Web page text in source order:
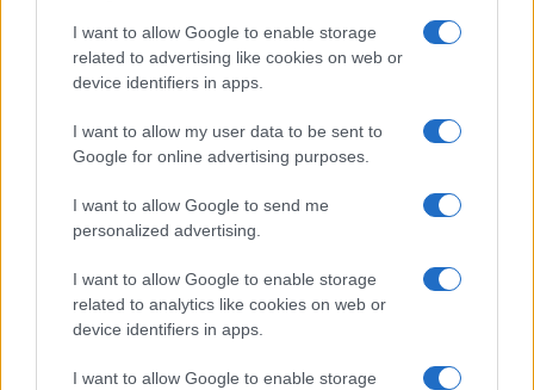
I want to allow Google to enable storage
related to advertising like cookies on web or
device identifiers in apps.
I want to allow my user data to be sent to
Google for online advertising purposes.
I want to allow Google to send me
personalized advertising.
I want to allow Google to enable storage
related to analytics like cookies on web or
device identifiers in apps.
I want to allow Google to enable storage
Michelle Hunziker in Gallura, bella anche dal
vivo: un amico vip svela come fa
Calangianus, dopo le polemiche il centro
accoglienza minori chiude
Olbia, divieto di sosta contro spaccio e degrado:
esplode la protesta
Pausa caffè impeccabile: come scegliere la
soluzione ideale per la casa e l’ufficio